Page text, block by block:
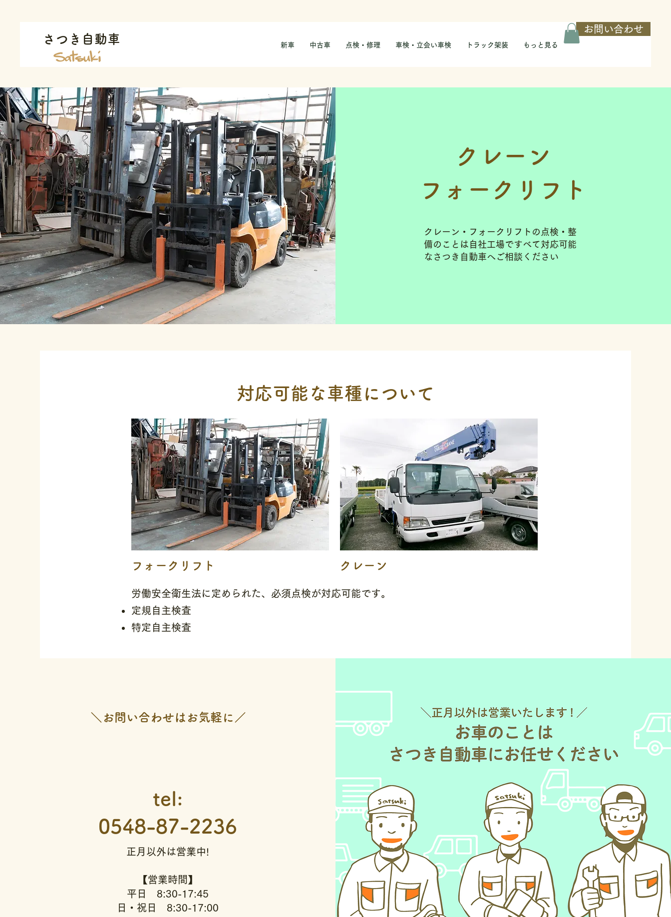
さつき自動車 新車 中古車 点検・修理 車検・立会い車検 トラック架装 もっと見る
お問い合わせ
クレーン
フォークリフト
クレーン・フォークリフトの点検・整
備のことは自社工場ですべて対応可能
なさつき自動車へご相談ください
対応可能な車種について
フォークリフト クレーン
​労働安全衛生法に定められた、必須点検が対応可能です。
​定規自主検査
特定自主検査
＼お問い合わせはお気軽に／
tel:
0548-87-2236
正月以外は営業中!
【営業時間】
平日 8:30-17:45
日・祝日 8:30-17:00